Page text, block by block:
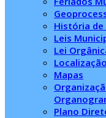
História de
Leis
Lei
Mapas
Plano